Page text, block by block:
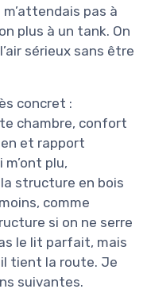
pas à
plus à un tank. On
sérieux sans être
concret :
chambre, confort
et rapport
plu,
structure en bois
comme
si on ne serre
le lit parfait, mais
tient la route. Je
suivantes.